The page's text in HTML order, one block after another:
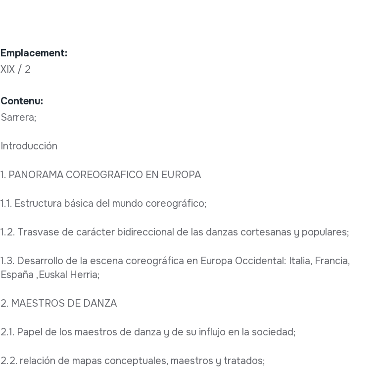
Emplacement:
XIX / 2
Contenu:
Sarrera;
Introducción
1. PANORAMA COREOGRAFICO EN EUROPA
1.1. Estructura básica del mundo coreográfico;
1.2. Trasvase de carácter bidireccional de las danzas cortesanas y populares;
1.3. Desarrollo de la escena coreográfica en Europa Occidental: Italia, Francia,
España ,Euskal Herria;
2. MAESTROS DE DANZA
2.1. Papel de los maestros de danza y de su influjo en la sociedad;
2.2. relación de mapas conceptuales, maestros y tratados;